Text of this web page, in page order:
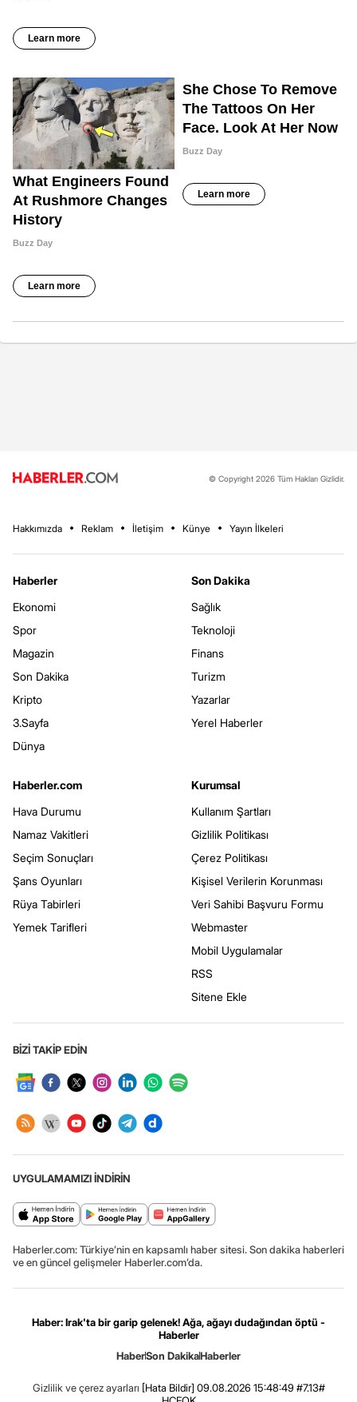
© Copyright 2026 Tüm Hakları Gizlidir.
Hakkımızda Reklam İletişim Künye Yayın İlkeleri
Haberler
Ekonomi
Spor
Magazin
Son Dakika
Kripto
3.Sayfa
Dünya
Son Dakika
Sağlık
Teknoloji
Finans
Turizm
Yazarlar
Yerel Haberler
Haberler.com
Hava Durumu
Namaz Vakitleri
Seçim Sonuçları
Şans Oyunları
Rüya Tabirleri
Yemek Tarifleri
Kurumsal
Kullanım Şartları
Gizlilik Politikası
Çerez Politikası
Kişisel Verilerin Korunması
Veri Sahibi Başvuru Formu
Webmaster
Mobil Uygulamalar
RSS
Sitene Ekle
BİZİ TAKİP EDİN
UYGULAMAMIZI İNDİRİN
Haberler.com: Türkiye’nin en kapsamlı haber sitesi. Son dakika haberleri
ve en güncel gelişmeler Haberler.com’da.
Haber: Irak'ta bir garip gelenek! Ağa, ağayı dudağından öptü -
Haberler
HaberSon DakikaHaberler
Gizlilik ve çerez ayarları [Hata Bildir] 09.08.2026 15:48:49 #7.13#